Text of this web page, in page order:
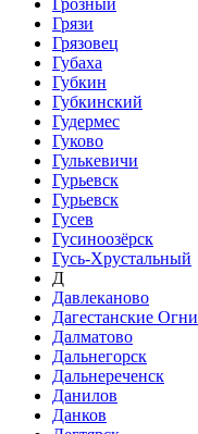
Грязи
Грязовец
Губаха
Губкин
Губкинский
Гудермес
Гуково
Гулькевичи
Гурьевск
Гурьевск
Гусев
Гусиноозёрск
Гусь-Хрустальный
Д
Давлеканово
Дагестанские Огни
Далматово
Дальнегорск
Дальнереченск
Данилов
Данков